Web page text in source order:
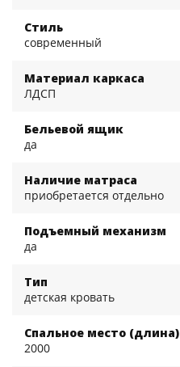
Стиль
современный
Материал каркаса
ЛДСП
Бельевой ящик
да
Наличие матраса
приобретается отдельно
Подъемный механизм
да
Тип
детская кровать
Спальное место (длина)
2000